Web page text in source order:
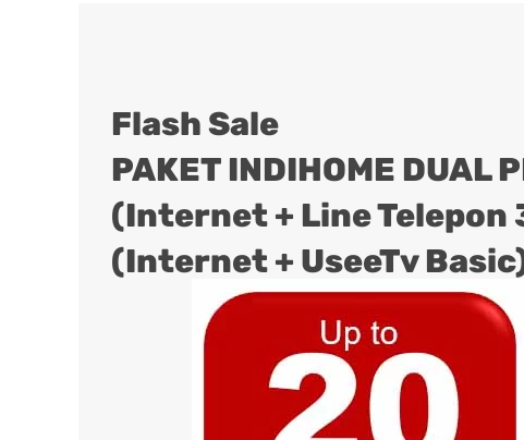
Flash Sale
PAKET INDIHOME DUAL
(Internet + Line
(Internet + UseeTv